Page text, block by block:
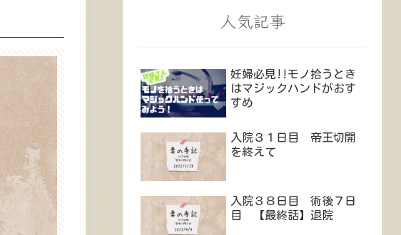
人気記事
妊婦必見!!モノ拾うとき
はマジックハンドがおす
すめ
入院３１日目 帝王切開
を終えて
入院３８日目 術後７日
目 【最終話】退院